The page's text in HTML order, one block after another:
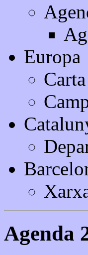
Europa
Agenda